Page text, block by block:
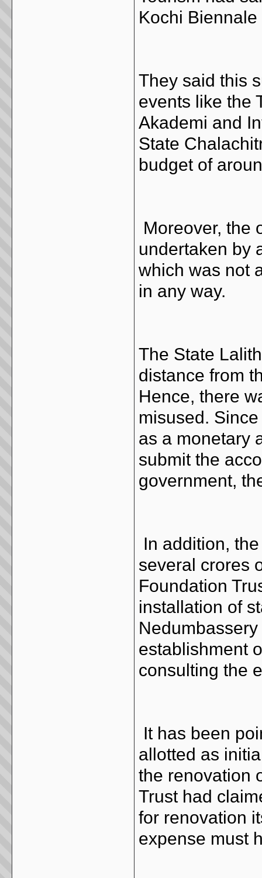
Kochi
They said this
events like the
Akademi and
State
budget of
Moreover, the
undertaken by
which was not
in any way.
The State
distance from
Hence, there
misused.
as a monetary
submit the
government,
In addition,
several crores
Foundation
installation of
establishment
consulting the
It has been
allotted as
the renovation
Trust had
for renovation
expense must